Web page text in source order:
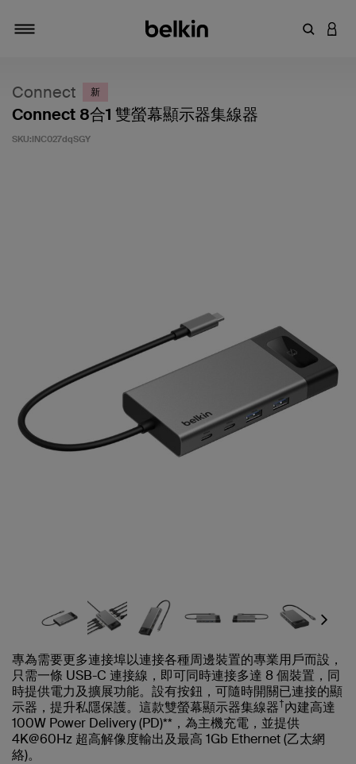
輸入關鍵
登入
Connect 新
Connect 8合1 雙螢幕顯示器集線器
SKU:INC027dqSGY
Next
專為需要更多連接埠以連接各種周邊裝置的專業用戶而設，
只需一條 USB-C 連接線，即可同時連接多達 8 個裝置，同
時提供電力及擴展功能。設有按鈕，可隨時開關已連接的顯
示器，提升私隱保護。這款雙螢幕顯示器集線器†內建高達
100W Power Delivery (PD)**，為主機充電，並提供
4K@60Hz 超高解像度輸出及最高 1Gb Ethernet (乙太網
絡)。